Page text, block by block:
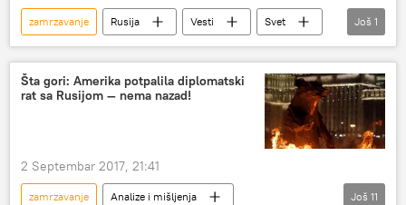
zamrzavanje Rusija Vesti
Svet
Savet Rusija-NATO
Još 1
Šta gori: Amerika potpalila diplomatski
rat sa Rusijom — nema nazad!
2 Septembar 2017, 21:41
zamrzavanje
Analize i mišljenja
Još 11